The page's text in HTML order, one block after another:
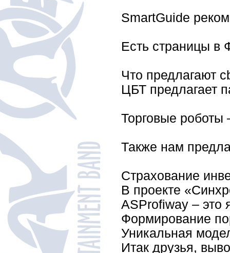
SmartGuide
Есть страницы в
Что предлагают
ЦБТ предлагает
Торговые роботы
Также нам
Страхование
В проекте
ASProfiway – это
Формирование
Уникальная
Итак друзья,